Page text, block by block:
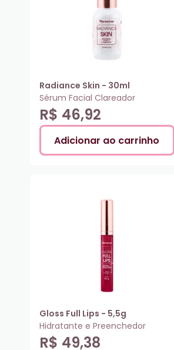
Radiance Skin - 30ml
Sérum Facial Clareador
R$ 46,92
Adicionar ao carrinho
Gloss Full Lips - 5,5g
Hidratante e Preenchedor
R$ 49,38